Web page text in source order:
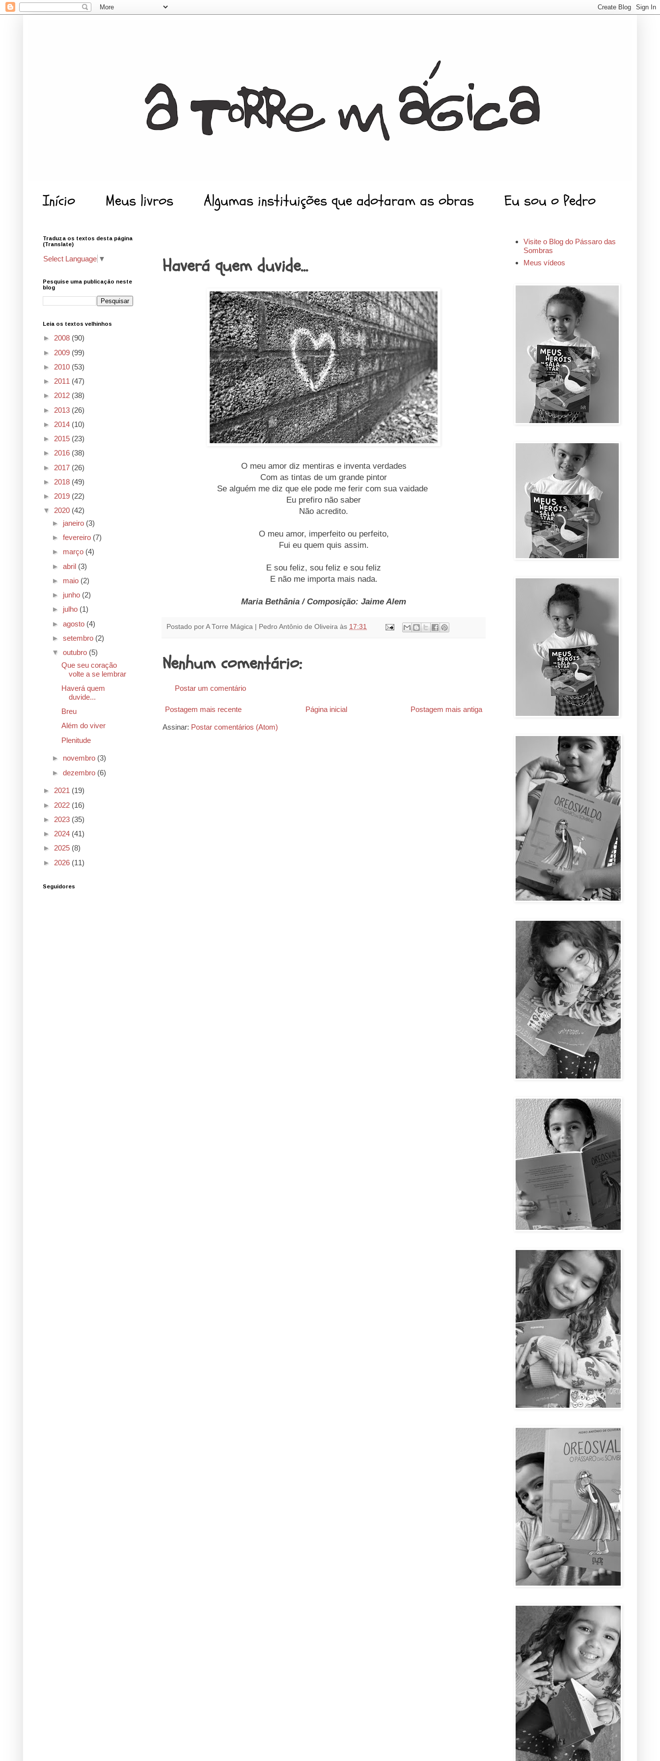
Início Meus livros Algumas instituições que adotaram as obras Eu sou o Pedro
Haverá quem duvide...
O meu amor diz mentiras e inventa verdades
Com as tintas de um grande pintor
Se alguém me diz que ele pode me ferir com sua vaidade
Eu prefiro não saber
Não acredito.
O meu amor, imperfeito ou perfeito,
Fui eu quem quis assim.
E sou feliz, sou feliz e sou feliz
E não me importa mais nada.
Maria Bethânia / Composição: Jaime Alem
Postado por A Torre Mágica | Pedro Antônio de Oliveira às 17:31
Nenhum comentário:
Postar um comentário
Postagem mais recente Postagem mais antiga
Página inicial
Assinar: Postar comentários (Atom)
Traduza os textos desta página
(Translate)
Select Language ▼
Pesquise uma publicação neste
blog
Leia os textos velhinhos
► 2008 (90)
► 2009 (99)
► 2010 (53)
► 2011 (47)
► 2012 (38)
► 2013 (26)
► 2014 (10)
► 2015 (23)
► 2016 (38)
► 2017 (26)
► 2018 (49)
► 2019 (22)
▼ 2020 (42)
► janeiro (3)
► fevereiro (7)
► março (4)
► abril (3)
► maio (2)
► junho (2)
► julho (1)
► agosto (4)
► setembro (2)
▼ outubro (5)
Que seu coração
volte a se lembrar
Haverá quem
duvide...
Breu
Além do viver
Plenitude
► novembro (3)
► dezembro (6)
► 2021 (19)
► 2022 (16)
► 2023 (35)
► 2024 (41)
► 2025 (8)
► 2026 (11)
Seguidores
Visite o Blog do Pássaro das
Sombras
Meus vídeos